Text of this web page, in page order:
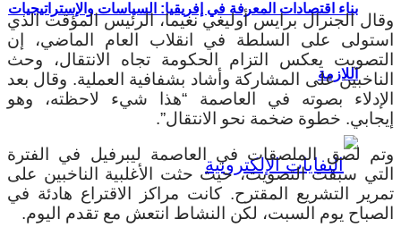
بناء اقتصادات المعرفة في إفريقيا: السياسات والإستراتيجيات
اللازمة
وقال الجنرال برايس أوليغي نغيما، الرئيس المؤقت الذي
استولى على السلطة في انقلاب العام الماضي، إن
التصويت يعكس التزام الحكومة تجاه الانتقال، وحث
الناخبين على المشاركة وأشاد بشفافية العملية. وقال بعد
الإدلاء بصوته في العاصمة “هذا شيء لاحظته، وهو
إيجابي. خطوة ضخمة نحو الانتقال”.
وتم لصق الملصقات في العاصمة ليبرفيل في الفترة
التي سبقت التصويت، حيث حثت الأغلبية الناخبين على
تمرير التشريع المقترح. كانت مراكز الاقتراع هادئة في
الصباح يوم السبت، لكن النشاط انتعش مع تقدم اليوم.